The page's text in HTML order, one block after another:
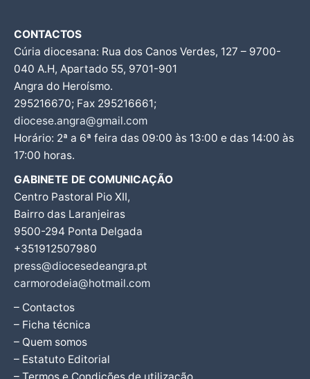
CONTACTOS
Cúria diocesana: Rua dos Canos Verdes, 127 – 9700-
040 A.H, Apartado 55, 9701-901
Angra do Heroísmo.
295216670; Fax 295216661;
diocese.angra@gmail.com
Horário: 2ª a 6ª feira das 09:00 às 13:00 e das 14:00 às
17:00 horas.
GABINETE DE COMUNICAÇÃO
Centro Pastoral Pio XII,
Bairro das Laranjeiras
9500-294 Ponta Delgada
+351912507980
press@diocesedeangra.pt
carmorodeia@hotmail.com
– Contactos
– Ficha técnica
– Quem somos
– Estatuto Editorial
– Termos e Condições de utilização